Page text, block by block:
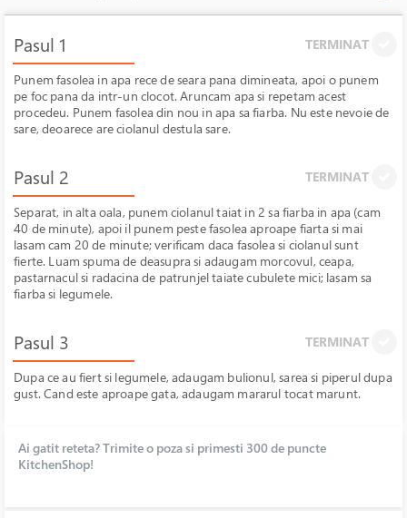
Pasul 1 TERMINAT
Punem fasolea in apa rece de seara pana dimineata, apoi o punem
pe foc pana da intr-un clocot. Aruncam apa si repetam acest
procedeu. Punem fasolea din nou in apa sa fiarba. Nu este nevoie de
sare, deoarece are ciolanul destula sare.
Pasul 2 TERMINAT
Separat, in alta oala, punem ciolanul taiat in 2 sa fiarba in apa (cam
40 de minute), apoi il punem peste fasolea aproape fiarta si mai
lasam cam 20 de minute; verificam daca fasolea si ciolanul sunt
fierte. Luam spuma de deasupra si adaugam morcovul, ceapa,
pastarnacul si radacina de patrunjel taiate cubulete mici; lasam sa
fiarba si legumele.
Pasul 3 TERMINAT
Dupa ce au fiert si legumele, adaugam bulionul, sarea si piperul dupa
gust. Cand este aproape gata, adaugam mararul tocat marunt.
Ai gatit reteta? Trimite o poza si primesti 300 de puncte
KitchenShop!